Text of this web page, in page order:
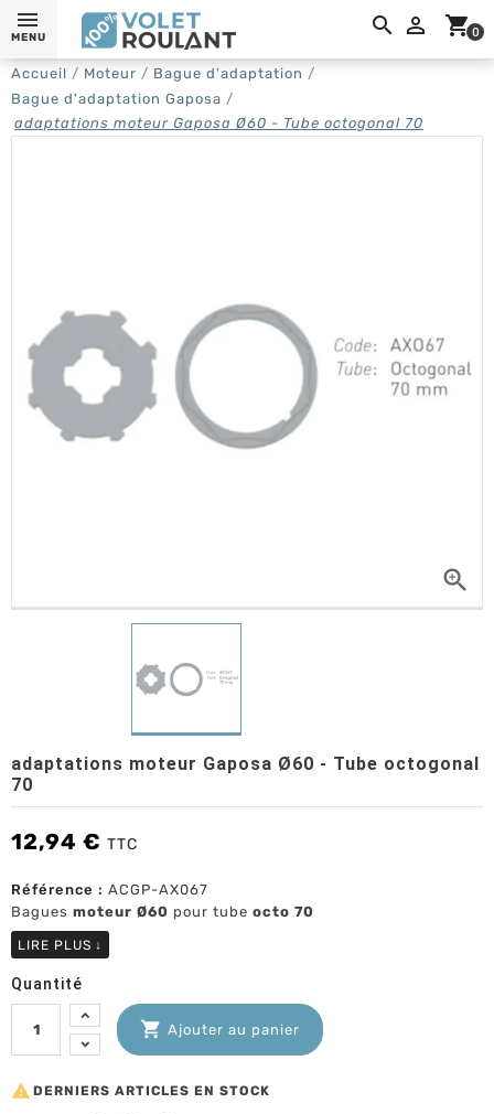
 shopping_cart0
MENU
Accueil Moteur
Bague d'adaptation
Bague d'adaptation Gaposa
adaptations moteur Gaposa Ø60 - Tube octogonal 70

adaptations moteur Gaposa Ø60 - Tube octogonal
70
12,94 € TTC
Référence : ACGP-AX067
Bagues moteur Ø60 pour tube octo 70
LIRE PLUS ↓
Quantité
 Ajouter au panier
 DERNIERS ARTICLES EN STOCK